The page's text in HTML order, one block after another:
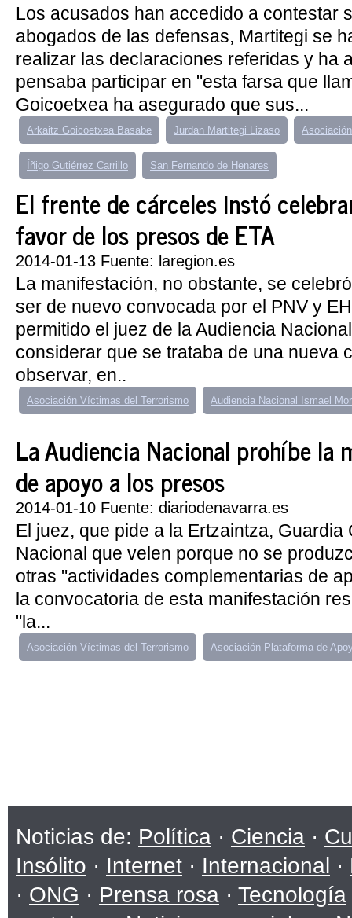
Los acusados han accedido a contestar
abogados de las defensas, Martitegi se
realizar las declaraciones referidas y ha
pensaba participar en "esta farsa que
Goicoetxea ha asegurado que sus...
Arkaitz Goicoetxea Basabe Jurdan Martitegi Lizaso
Íñigo Gutiérrez Carrillo San Fernando de Henares
El frente de cárceles instó
favor de los presos de ETA
2014-01-13 Fuente: laregion.es
La manifestación, no obstante, se
ser de nuevo convocada por el PNV y
permitido el juez de la Audiencia
considerar que se trataba de una nueva
observar, en..
Asociación Víctimas del Terrorismo Audiencia Nacional Ismael
La Audiencia Nacional prohíbe la
de apoyo a los presos
2014-01-10 Fuente: diariodenavarra.es
El juez, que pide a la Ertzaintza, Guardia
Nacional que velen porque no se
otras "actividades complementarias de
la convocatoria de esta manifestación
"la...
Asociación Víctimas del Terrorismo Asociación Plataforma de
Noticias de: Política · Ciencia ·
Insólito · Internet · Internacional ·
· ONG · Prensa rosa · Tecnología